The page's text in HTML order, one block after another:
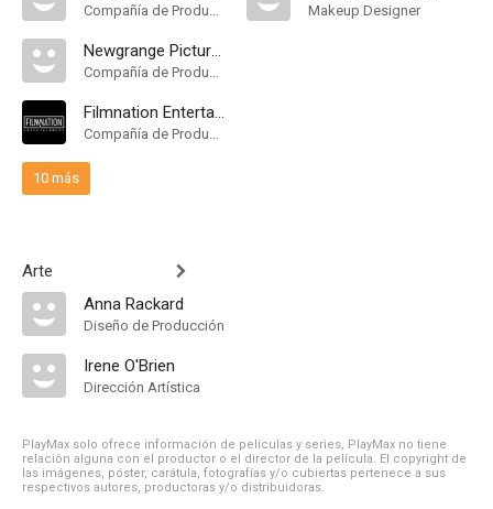
Compañía de Produccion
Newgrange Pictures
Compañía de Produccion
Filmnation Entertainment
Compañía de Produccion
10 más
Arte
Anna Rackard
Diseño de Producción
Irene O'Brien
Dirección Artística
Makeup Designer
PlayMax solo ofrece información de películas y series, PlayMax no tiene
relación alguna con el productor o el director de la película. El copyright de
las imágenes, póster, carátula, fotografías y/o cubiertas pertenece a sus
respectivos autores, productoras y/o distribuidoras.